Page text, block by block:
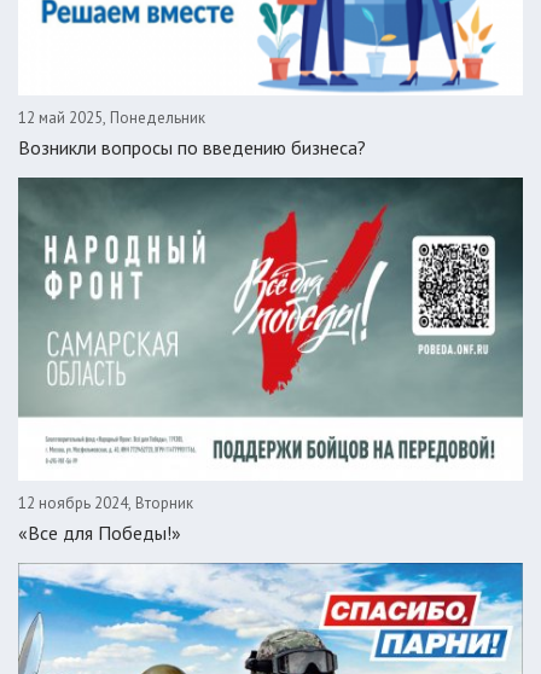
12 май 2025, Понедельник
Возникли вопросы по введению бизнеса?
12 ноябрь 2024, Вторник
«Все для Победы!»